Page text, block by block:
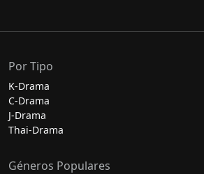
Por Tipo
K-Drama
C-Drama
J-Drama
Thai-Drama
Géneros Populares